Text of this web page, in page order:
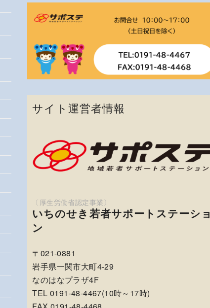
サイト運営者情報
いちのせき若者サポートステーショ
ン
〒021-0881
岩手県一関市大町4-29
なのはなプラザ4F
TEL 0191-48-4467(10時～17時)